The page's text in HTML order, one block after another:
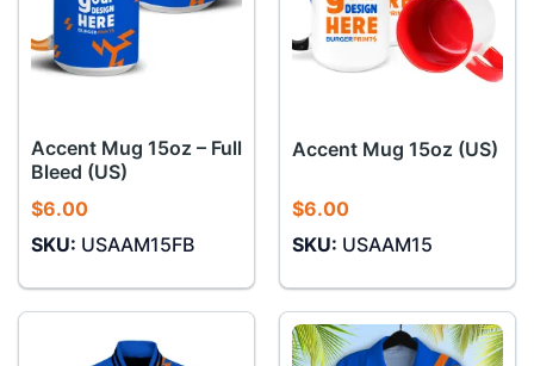
Accent Mug 15oz – Full
Bleed (US)
$6.00
SKU: USAAM15FB
Accent Mug 15oz (US)
$6.00
SKU: USAAM15